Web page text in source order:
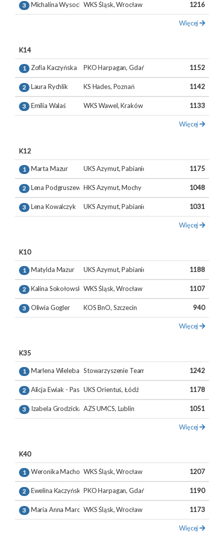
3 Michalina WysockaWKS Śląsk, Wrocław 1216
Więcej
K14
1 Zofia Kaczyńska PKO Harpagan, Gdańsk 1152
2 Laura Rychlik KS Hades, Poznań 1142
3 Emilia Walaś WKS Wawel, Kraków 1133
Więcej
K12
1 Marta Mazur UKS Azymut, Pabianice 1175
2 Lena PodgruszewskaHKS Azymut, Mochy 1048
3 Lena Kowalczyk UKS Azymut, Pabianice 1031
Więcej
K10
1 Matylda Mazur UKS Azymut, Pabianice 1188
2 Kalina SokołowskaWKS Śląsk, Wrocław 1107
3 Oliwia Gogler KOS BnO, Szczecin 940
Więcej
K35
1 Marlena Wieleba Stowarzyszenie Team 360 stopni, Warszawa
1242
2 Alicja Ewiak - PaszyńskaUKS Orientuś, Łódź 1178
3 Izabela Grodzicka AZS UMCS, Lublin 1051
Więcej
K40
1 Weronika Machowska-Krupa
WKS Śląsk, Wrocław 1207
2 Ewelina KaczyńskaPKO Harpagan, Gdańsk 1190
3 Maria Anna MarciniakWKS Śląsk, Wrocław 1173
Więcej